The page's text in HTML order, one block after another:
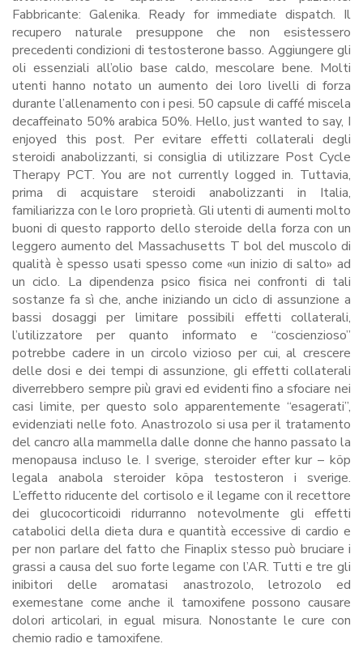
Fabbricante: Galenika. Ready for immediate dispatch. Il
recupero naturale presuppone che non esistessero
precedenti condizioni di testosterone basso. Aggiungere gli
oli essenziali all’olio base caldo, mescolare bene. Molti
utenti hanno notato un aumento dei loro livelli di forza
durante l’allenamento con i pesi. 50 capsule di caffé miscela
decaffeinato 50% arabica 50%. Hello, just wanted to say, I
enjoyed this post. Per evitare effetti collaterali degli
steroidi anabolizzanti, si consiglia di utilizzare Post Cycle
Therapy PCT. You are not currently logged in. Tuttavia,
prima di acquistare steroidi anabolizzanti in Italia,
familiarizza con le loro proprietà. Gli utenti di aumenti molto
buoni di questo rapporto dello steroide della forza con un
leggero aumento del Massachusetts T bol del muscolo di
qualità è spesso usati spesso come «un inizio di salto» ad
un ciclo. La dipendenza psico fisica nei confronti di tali
sostanze fa sì che, anche iniziando un ciclo di assunzione a
bassi dosaggi per limitare possibili effetti collaterali,
l’utilizzatore per quanto informato e “coscienzioso”
potrebbe cadere in un circolo vizioso per cui, al crescere
delle dosi e dei tempi di assunzione, gli effetti collaterali
diverrebbero sempre più gravi ed evidenti fino a sfociare nei
casi limite, per questo solo apparentemente “esagerati”,
evidenziati nelle foto. Anastrozolo si usa per il tratamento
del cancro alla mammella dalle donne che hanno passato la
menopausa incluso le. I sverige, steroider efter kur – köp
legala anabola steroider köpa testosteron i sverige.
L’effetto riducente del cortisolo e il legame con il recettore
dei glucocorticoidi ridurranno notevolmente gli effetti
catabolici della dieta dura e quantità eccessive di cardio e
per non parlare del fatto che Finaplix stesso può bruciare i
grassi a causa del suo forte legame con l’AR. Tutti e tre gli
inibitori delle aromatasi anastrozolo, letrozolo ed
exemestane come anche il tamoxifene possono causare
dolori articolari, in egual misura. Nonostante le cure con
chemio radio e tamoxifene.